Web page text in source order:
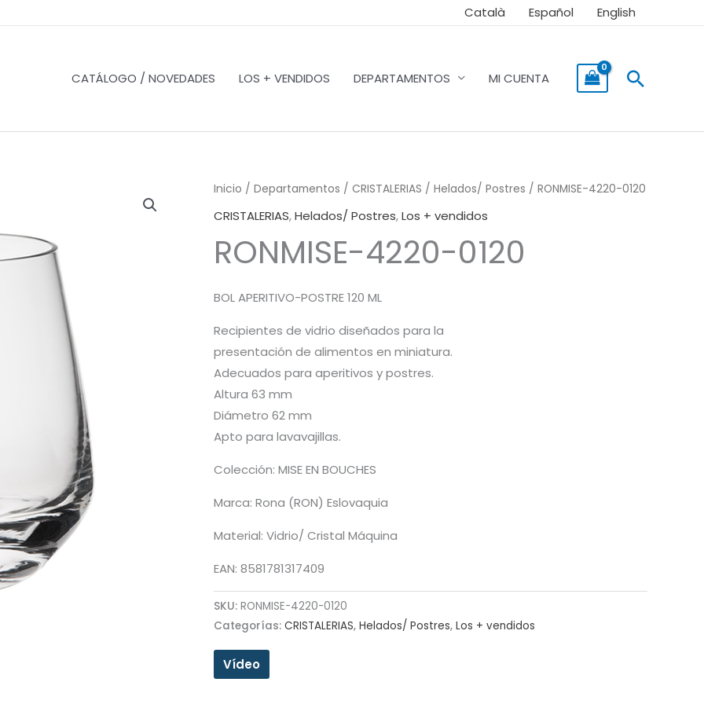
Català Español English
CATÁLOGO / NOVEDADES LOS + VENDIDOS DEPARTAMENTOS MI CUENTA Buscar
Inicio / Departamentos / CRISTALERIAS / Helados/ Postres / RONMISE-4220-0120
CRISTALERIAS,Helados/ Postres,Los + vendidos
RONMISE-4220-0120
BOL APERITIVO-POSTRE 120 ML
Recipientes de vidrio diseñados para la
presentación de alimentos en miniatura.
Adecuados para aperitivos y postres.
Altura 63 mm
Diámetro 62 mm
Apto para lavavajillas.
Colección: MISE EN BOUCHES
Marca: Rona (RON) Eslovaquia
Material: Vidrio/ Cristal Máquina
EAN: 8581781317409
SKU: RONMISE-4220-0120
Categorías: CRISTALERIAS, Helados/ Postres, Los + vendidos
Vídeo